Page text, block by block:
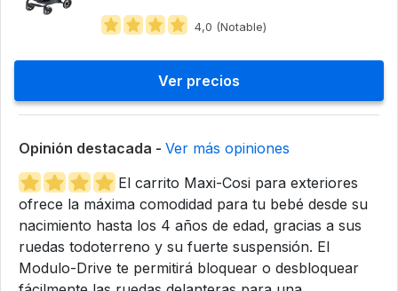
4,0 (Notable)
Ver precios
Opinión destacada - Ver más opiniones
El carrito Maxi-Cosi para exteriores
ofrece la máxima comodidad para tu bebé desde su
nacimiento hasta los 4 años de edad, gracias a sus
ruedas todoterreno y su fuerte suspensión. El
Modulo-Drive te permitirá bloquear o desbloquear